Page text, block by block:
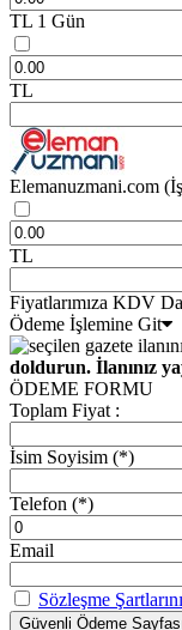
TL 1 Gün
TL
Elemanuzmani.com
TL
Fiyatlarımıza KDV
Ödeme İşlemine Git
doldurun. İlanınız
ÖDEME FORMU
Toplam Fiyat :
İsim Soyisim (*)
Telefon (*)
Email
Sözleşme